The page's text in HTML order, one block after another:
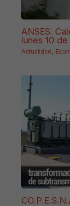
ANSES.
lunes 10
Actualidad,